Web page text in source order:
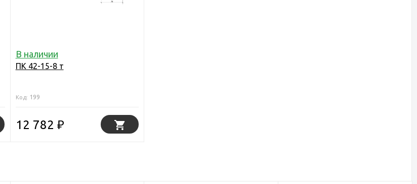
В наличии
ПК 42-15-8 т
Код: 199
12 782 ₽